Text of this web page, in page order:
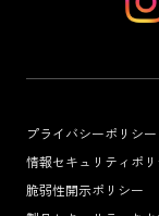
プライバシーポリシー
情報セキュリティポ
脆弱性開示ポリシー